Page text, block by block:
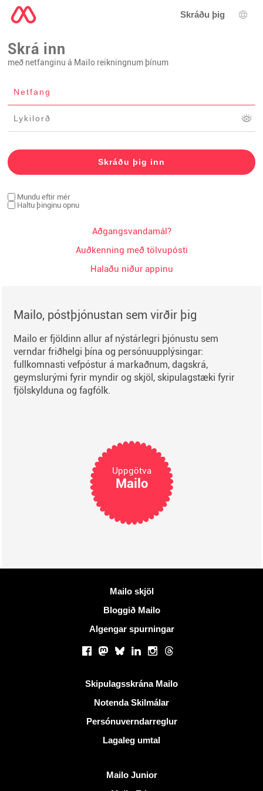
Skráðu þig
Skrá inn
með netfanginu á Mailo reikningnum þínum
Mundu eftir mér
Haltu þinginu opnu
Aðgangsvandamál?
Auðkenning með tölvupósti
Halaðu niður appinu
Mailo, póstþjónustan sem virðir þig
Mailo er fjöldinn allur af nýstárlegri þjónustu sem
verndar friðhelgi þína og persónuupplýsingar:
fullkomnasti vefpóstur á markaðnum, dagskrá,
geymslurými fyrir myndir og skjöl, skipulagstæki fyrir
fjölskylduna og fagfólk.
Uppgötva
Mailo
Mailo skjöl
Bloggið Mailo
Algengar spurningar
Samfélagsmiðlar
Facebook
Mastodon
BlueskyLinkedInInstagram
Threads
Gagnlegir krækjurSkipulagsskrána Mailo
Notenda Skilmálar
Persónuverndarreglur
Lagaleg umtal
Mailo Junior